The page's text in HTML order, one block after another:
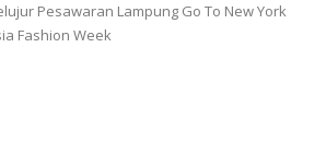
Pesawaran Lampung Go To New York
Fashion Week